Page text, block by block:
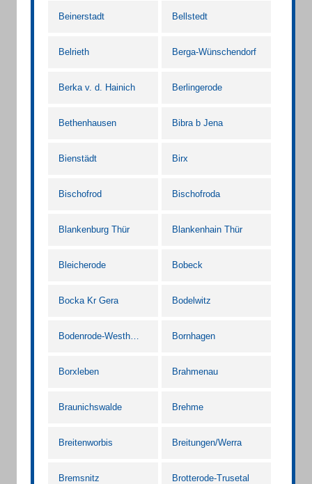
Beinerstadt Bellstedt
Belrieth Berga-Wünschendorf
Berka v. d. Hainich Berlingerode
Bethenhausen Bibra b Jena
Bienstädt Birx
Bischofrod Bischofroda
Blankenburg Thür Blankenhain Thür
Bleicherode Bobeck
Bocka Kr Gera Bodelwitz
Bodenrode-Westhausen Bornhagen
Borxleben Brahmenau
Braunichswalde Brehme
Breitenworbis Breitungen/Werra
Bremsnitz Brotterode-Trusetal